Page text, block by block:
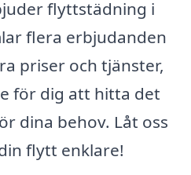
flyttstädning i
flera erbjudanden
priser och tjänster,
för dig att hitta det
dina behov. Låt oss
flytt enklare!